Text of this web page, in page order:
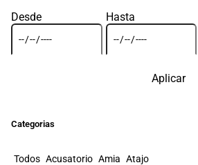
Desde Hasta
Aplicar
Categorias
Todos Acusatorio Amia Atajo